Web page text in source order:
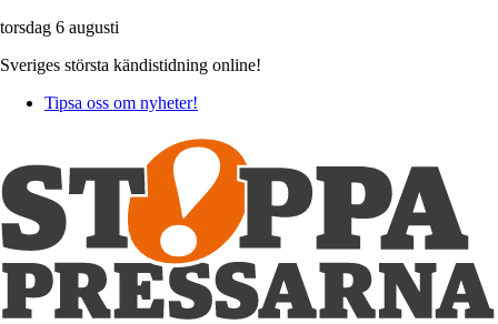
torsdag 6 augusti
Sveriges största kändistidning online!
Tipsa oss om nyheter!